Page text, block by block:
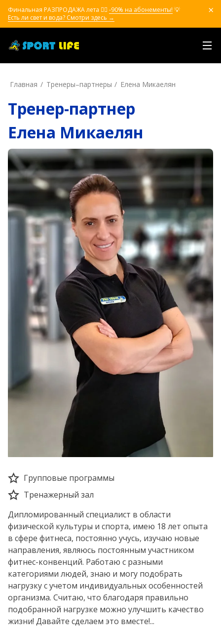
Финальная РАЗПРОДАЖА лета ❤️‍🔥 -90% на абонементы! 💡
Есть ли свет и вода? Смотри здесь →
Главная Тренеры–пapтнepы Елена Микаелян
Тренер-партнер
Елена Микаелян
Групповые программы
Тренажерный зал
Дипломированный специалист в области
физической культуры и спорта, имею 18 лет опыта
в сфере фитнеса, постоянно учусь, изучаю новые
направления, являюсь постоянным участником
фитнес-конвенций. Работаю с разными
категориями людей, знаю и могу подобрать
нагрузку с учетом индивидуальных особенностей
организма. Считаю, что благодаря правильно
подобранной нагрузке можно улучшить качество
жизни! Давайте сделаем это вместе!...